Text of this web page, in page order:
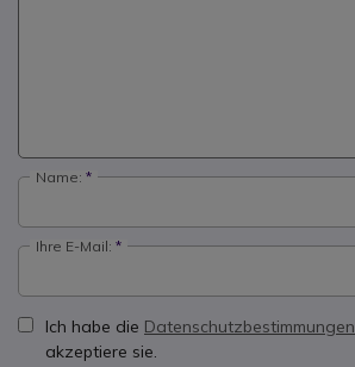
Name:
Ihre E-Mail:
Ich habe die Datenschutzbestimmungen
akzeptiere sie.